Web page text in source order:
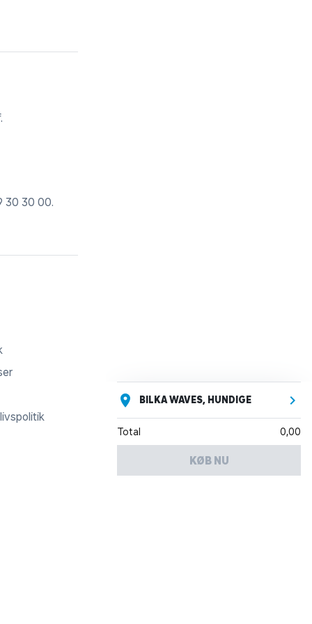
BILKA WAVES, HUNDIGE
Total 0,00
KØB NU
30 30 00.